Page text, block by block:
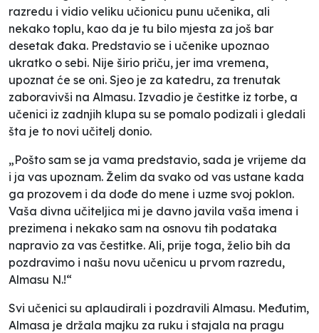
razredu i vidio veliku učionicu punu učenika, ali
nekako toplu, kao da je tu bilo mjesta za još bar
desetak đaka. Predstavio se i učenike upoznao
ukratko o sebi. Nije širio priču, jer ima vremena,
upoznat će se oni. Sjeo je za katedru, za trenutak
zaboravivši na Almasu. Izvadio je čestitke iz torbe, a
učenici iz zadnjih klupa su se pomalo podizali i gledali
šta je to novi učitelj donio.
„Pošto sam se ja vama predstavio, sada je vrijeme da
i ja vas upoznam. Želim da svako od vas ustane kada
ga prozovem i da dođe do mene i uzme svoj poklon.
Vaša divna učiteljica mi je davno javila vaša imena i
prezimena i nekako sam na osnovu tih podataka
napravio za vas čestitke. Ali, prije toga, želio bih da
pozdravimo i našu novu učenicu u prvom razredu,
Almasu N.!“
Svi učenici su aplaudirali i pozdravili Almasu. Međutim,
Almasa je držala majku za ruku i stajala na pragu